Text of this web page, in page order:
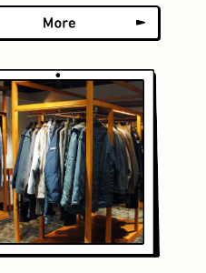
グラススイーツ